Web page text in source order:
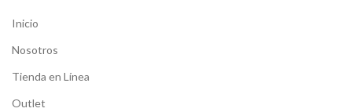
Inicio
Nosotros
Tienda en Línea
Outlet